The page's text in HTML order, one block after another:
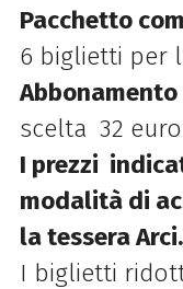
Pacchetto
6 biglietti per
Abbonamento
scelta 32 euro
I prezzi
modalità di
la tessera Arci.
I biglietti